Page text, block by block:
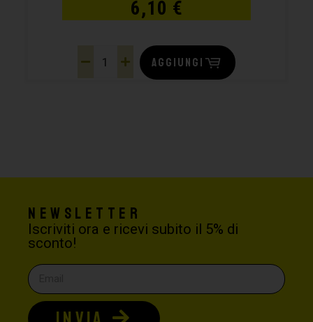
6,10 €
AGGIUNGI
Newsletter
Iscriviti ora e ricevi subito il 5% di
sconto!